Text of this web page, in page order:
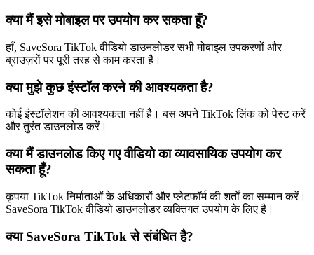
क्या मैं इसे मोबाइल पर उपयोग कर सकता हूँ?
हाँ, SaveSora TikTok वीडियो डाउनलोडर सभी मोबाइल उपकरणों और
ब्राउज़रों पर पूरी तरह से काम करता है।
क्या मुझे कुछ इंस्टॉल करने की आवश्यकता है?
कोई इंस्टॉलेशन की आवश्यकता नहीं है। बस अपने TikTok लिंक को पेस्ट करें
और तुरंत डाउनलोड करें।
क्या मैं डाउनलोड किए गए वीडियो का व्यावसायिक उपयोग कर
सकता हूँ?
कृपया TikTok निर्माताओं के अधिकारों और प्लेटफॉर्म की शर्तों का सम्मान करें।
SaveSora TikTok वीडियो डाउनलोडर व्यक्तिगत उपयोग के लिए है।
क्या SaveSora TikTok से संबंधित है?